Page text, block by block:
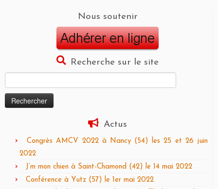
Nous soutenir
Recherche sur le site
Actus
Congrès AMCV 2022 à Nancy (54) les 25 et 26 juin
2022
J’m mon chien à Saint-Chamond (42) le 14 mai 2022
Conférence à Yutz (57) le 1er mai 2022